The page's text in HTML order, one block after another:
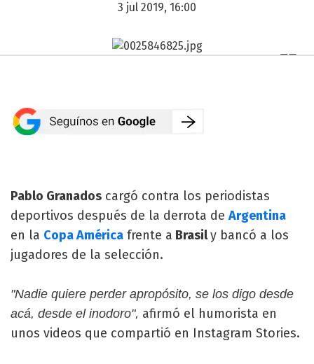
3 jul 2019, 16:00
Pablo Granados cargó contra los periodistas
deportivos después de la derrota de Argentina
en la Copa América frente a Brasily bancó a los
jugadores de la selección.
"Nadie quiere perder apropósito, se los digo desde
acá, desde el inodoro", afirmó el humorista en
unos videos que compartió en Instagram Stories.